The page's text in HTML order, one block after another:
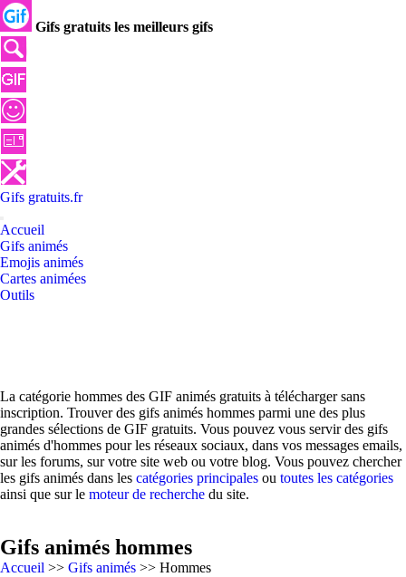
Gifs gratuits les meilleurs gifs
Gifs gratuits.fr
Accueil
Gifs animés
Emojis animés
Cartes animées
Outils
La catégorie hommes des GIF animés gratuits à télécharger sans
inscription. Trouver des gifs animés hommes parmi une des plus
grandes sélections de GIF gratuits. Vous pouvez vous servir des gifs
animés d'hommes pour les réseaux sociaux, dans vos messages emails,
sur les forums, sur votre site web ou votre blog. Vous pouvez chercher
les gifs animés dans les catégories principales ou toutes les catégories
ainsi que sur le moteur de recherche du site.
Gifs animés hommes
Accueil >> Gifs animés >> Hommes